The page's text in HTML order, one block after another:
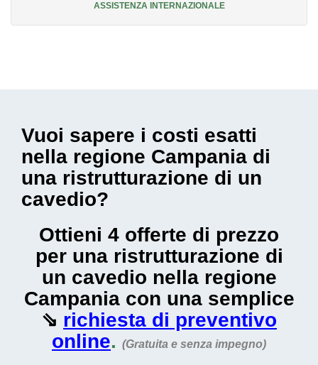
ASSISTENZA INTERNAZIONALE
Vuoi sapere i costi esatti
nella regione Campania di
una ristrutturazione di un
cavedio?
Ottieni 4 offerte di prezzo
per una ristrutturazione di
un cavedio nella regione
Campania con una semplice
⇘ richiesta di preventivo
online. (Gratuita e senza impegno)